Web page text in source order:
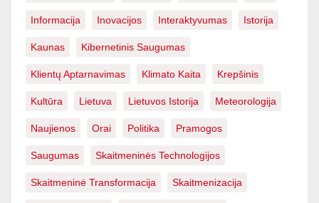
Informacija Inovacijos Interaktyvumas Istorija
Kaunas Kibernetinis Saugumas
Klientų Aptarnavimas Klimato Kaita Krepšinis
Kultūra Lietuva Lietuvos Istorija Meteorologija
Naujienos Orai Politika Pramogos
Saugumas Skaitmeninės Technologijos
Skaitmeninė Transformacija Skaitmenizacija